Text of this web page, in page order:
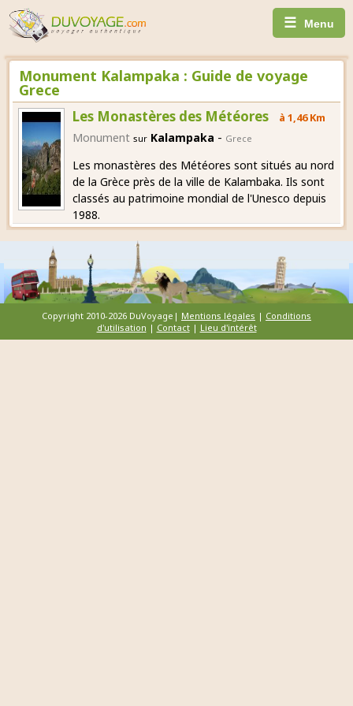
☰ Menu
Monument Kalampaka : Guide de voyage
Grece
Les Monastères des Météores à 1,46 Km
Monument sur Kalampaka - Grece
Les monastères des Météores sont situés au nord
de la Grèce près de la ville de Kalambaka. Ils sont
classés au patrimoine mondial de l'Unesco depuis
1988.
Copyright 2010-2026 DuVoyage| Mentions légales | Conditions
d'utilisation | Contact| Lieu d'intérêt